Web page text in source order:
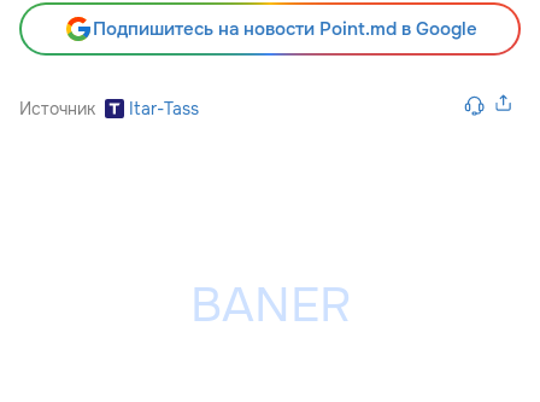
Подпишитесь на новости Point.md в Google
Источник Itar-Tass